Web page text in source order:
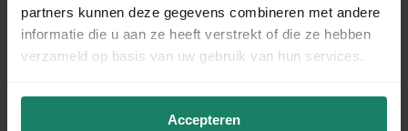
partners kunnen deze gegevens combineren met andere
informatie die u aan ze heeft verstrekt of die ze hebben
verzameld op basis van uw gebruik van hun services.
Accepteren